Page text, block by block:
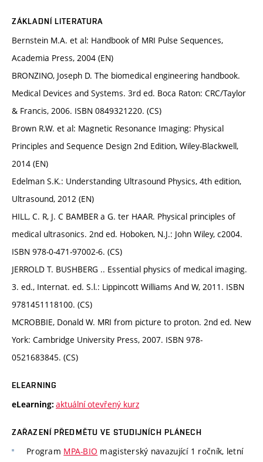
ZÁKLADNÍ LITERATURA
Bernstein M.A. et al: Handbook of MRI Pulse Sequences,
Academia Press, 2004 (EN)
BRONZINO, Joseph D. The biomedical engineering handbook.
Medical Devices and Systems. 3rd ed. Boca Raton: CRC/Taylor
& Francis, 2006. ISBN 0849321220. (CS)
Brown R.W. et al: Magnetic Resonance Imaging: Physical
Principles and Sequence Design 2nd Edition, Wiley-Blackwell,
2014 (EN)
Edelman S.K.: Understanding Ultrasound Physics, 4th edition,
Ultrasound, 2012 (EN)
HILL, C. R, J. C BAMBER a G. ter HAAR. Physical principles of
medical ultrasonics. 2nd ed. Hoboken, N.J.: John Wiley, c2004.
ISBN 978-0-471-97002-6. (CS)
JERROLD T. BUSHBERG .. Essential physics of medical imaging.
3. ed., Internat. ed. S.l.: Lippincott Williams And W, 2011. ISBN
9781451118100. (CS)
MCROBBIE, Donald W. MRI from picture to proton. 2nd ed. New
York: Cambridge University Press, 2007. ISBN 978-
0521683845. (CS)
ELEARNING
eLearning: aktuální otevřený kurz
ZAŘAZENÍ PŘEDMĚTU VE STUDIJNÍCH PLÁNECH
Program MPA-BIO magisterský navazující 1 ročník, letní